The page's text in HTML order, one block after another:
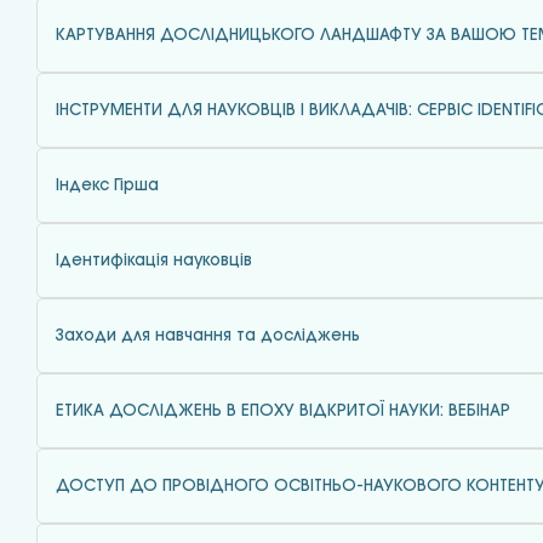
КАРТУВАННЯ ДОСЛІДНИЦЬКОГО ЛАНДШАФТУ ЗА ВАШОЮ
ІНСТРУМЕНТИ ДЛЯ НАУКОВЦІВ І ВИКЛАДАЧІВ: СЕРВІС
Індекс Гірша
Ідентифікація науковців
Заходи для навчання та досліджень
ЕТИКА ДОСЛІДЖЕНЬ В ЕПОХУ ВІДКРИТОЇ НАУКИ: ВЕБІНАР
ДОСТУП ДО ПРОВІДНОГО ОСВІТНЬО-НАУКОВОГО КОНТЕНТУ